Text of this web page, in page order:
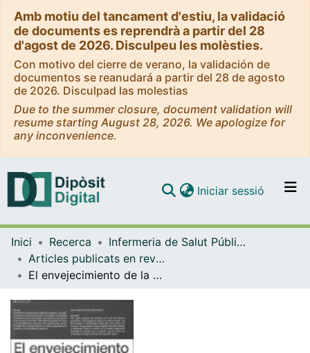
Amb motiu del tancament d'estiu, la validació
de documents es reprendrà a partir del 28
d'agost de 2026. Disculpeu les molèsties.
Con motivo del cierre de verano, la validación de
documentos se reanudará a partir del 28 de agosto
de 2026. Disculpad las molestias
Due to the summer closure, document validation will
resume starting August 28, 2026. We apologize for
any inconvenience.
Navega per tot el DD
Iniciar sessió (current)
Inici Recerca
Infermeria de Salut Pública, Salut Mental i Maternoinfantil
Articles publicats en revistes (Infermeria de Salut Pública, Salut mental i Maternoinfantil)
El envejecimiento de la población